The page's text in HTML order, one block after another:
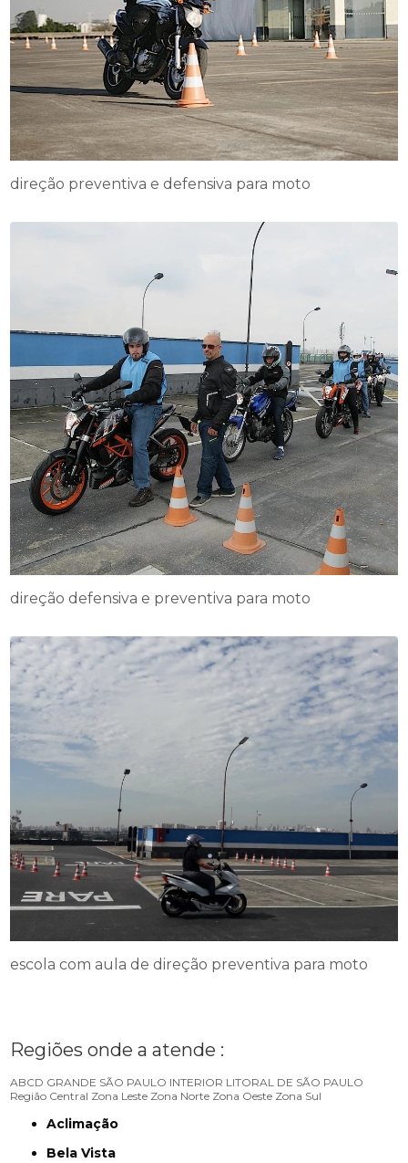
direção preventiva e defensiva para moto
direção defensiva e preventiva para moto
escola com aula de direção preventiva para moto
Regiões onde a atende :
ABCD GRANDE SÃO PAULO INTERIOR LITORAL DE SÃO PAULO
Região Central Zona Leste Zona Norte Zona Oeste Zona Sul
Aclimação
Bela Vista